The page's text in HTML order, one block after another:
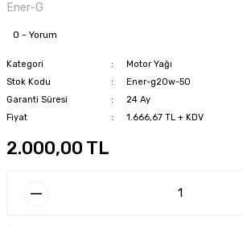
Ener-G
0 - Yorum
Kategori
Motor Yağı
Stok Kodu
Ener-g20w-50
Garanti Süresi
24 Ay
Fiyat
1.666,67 TL + KDV
2.000,00 TL